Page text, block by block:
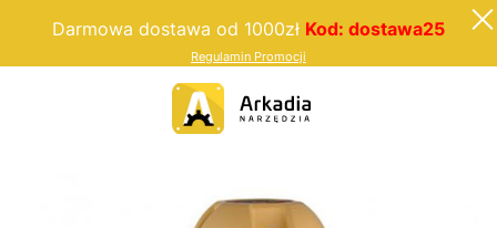
Darmowa dostawa od 1000zł Kod: dostawa25
Regulamin Promocji